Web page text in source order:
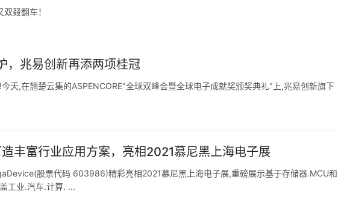
叕翻车！
，兆易创新再添两项桂冠
天,在翘楚云集的ASPENCORE"全球双峰会暨全球电子成就奖颁奖典礼"上,兆易创新旗下
造丰富行业应用方案，亮相2021慕尼黑上海电子展
股票代码 603986)精彩亮相2021慕尼黑上海电子展,重磅展示基于存储器.MCU和
工业.汽车.计算. ...